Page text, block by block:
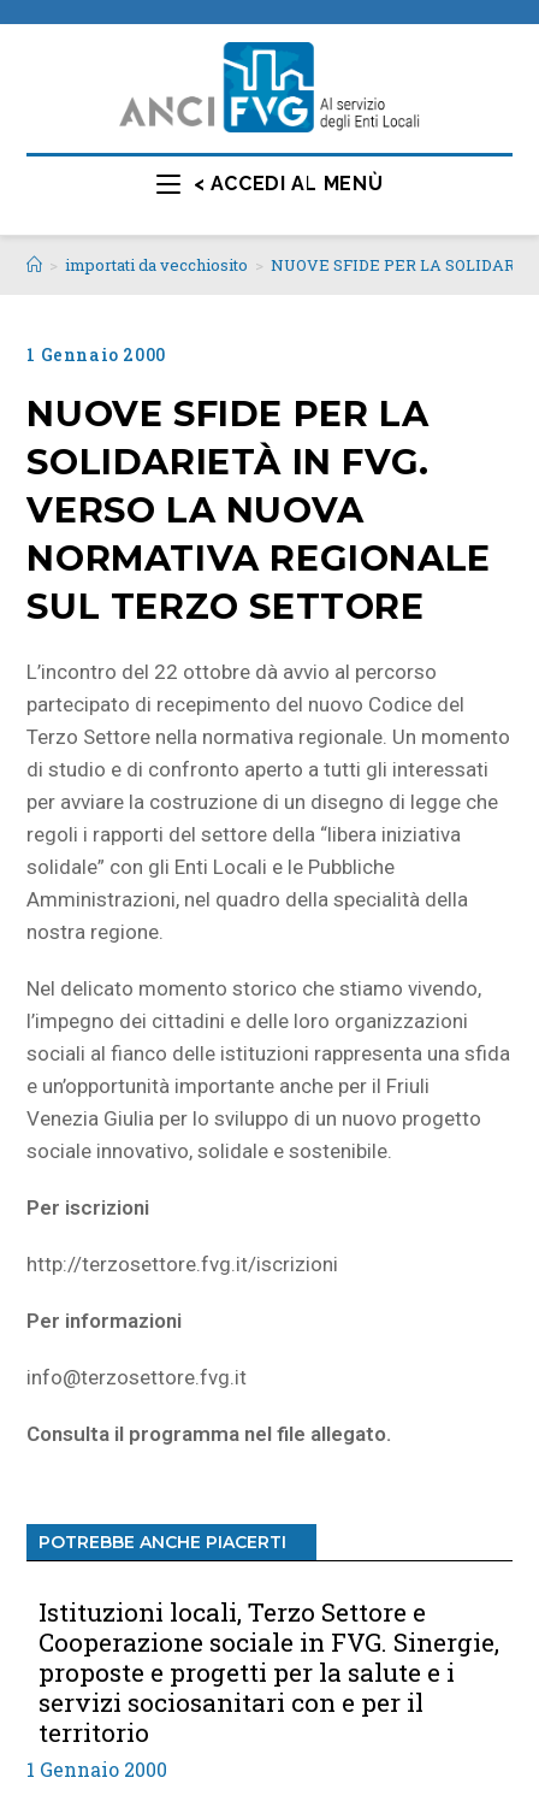
< ACCEDI AL MENÙ
> importati da vecchiosito > NUOVE SFIDE PER LA
1 Gennaio 2000
NUOVE SFIDE PER LA
SOLIDARIETÀ IN FVG.
VERSO LA NUOVA
NORMATIVA REGIONALE
SUL TERZO SETTORE
L’incontro del 22 ottobre dà avvio al percorso
partecipato di recepimento del nuovo Codice del
Terzo Settore nella normativa regionale. Un momento
di studio e di confronto aperto a tutti gli interessati
per avviare la costruzione di un disegno di legge che
regoli i rapporti del settore della “libera iniziativa
solidale” con gli Enti Locali e le Pubbliche
Amministrazioni, nel quadro della specialità della
nostra regione.
Nel delicato momento storico che stiamo vivendo,
l’impegno dei cittadini e delle loro organizzazioni
sociali al fianco delle istituzioni rappresenta una sfida
e un’opportunità importante anche per il Friuli
Venezia Giulia per lo sviluppo di un nuovo progetto
sociale innovativo, solidale e sostenibile.
Per iscrizioni
http://terzosettore.fvg.it/iscrizioni
Per informazioni
info@terzosettore.fvg.it
Consulta il programma nel file allegato.
POTREBBE ANCHE PIACERTI
Istituzioni locali, Terzo Settore e
Cooperazione sociale in FVG. Sinergie,
proposte e progetti per la salute e i
servizi sociosanitari con e per il
territorio
1 Gennaio 2000